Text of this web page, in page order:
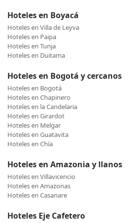
Hoteles en Boyacá
Hoteles en Villa de Leyva
Hoteles en Paipa
Hoteles en Tunja
Hoteles en Duitama
Hoteles en Bogotá y cercanos
Hoteles en Bogotá
Hoteles en Chapinero
Hoteles en la Candelaria
Hoteles en Girardot
Hoteles en Melgar
Hoteles en Guatavita
Hoteles en Chía
Hoteles en Amazonia y llanos
Hoteles en Villavicencio
Hoteles en Amazonas
Hoteles en Casanare
Hoteles Eje Cafetero